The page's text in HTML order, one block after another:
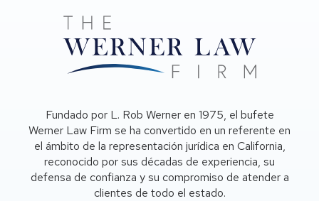
Fundado por L. Rob Werner en 1975, el bufete
Werner Law Firm se ha convertido en un referente en
el ámbito de la representación jurídica en California,
reconocido por sus décadas de experiencia, su
defensa de confianza y su compromiso de atender a
clientes de todo el estado.